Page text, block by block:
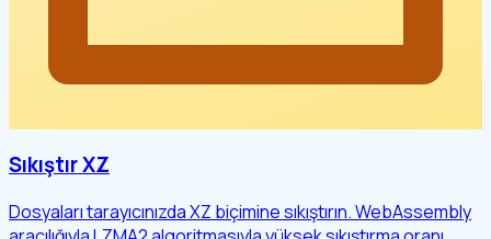
Sıkıştır XZ
Dosyaları tarayıcınızda XZ biçimine sıkıştırın. WebAssembly